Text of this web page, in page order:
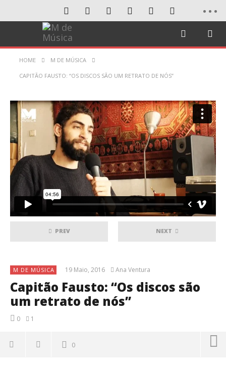
HOME M DE MÚSICA
CAPITÃO FAUSTO: “OS DISCOS SÃO UM RETRATO DE NÓS”
PREV NEXT
M DE MÚSICA 19 Maio, 2016 Ana Ventura
Capitão Fausto: “Os discos são
um retrato de nós”
0 1
0